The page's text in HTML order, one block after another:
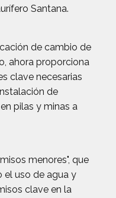
Santana.
de cambio de
ahora proporciona
clave necesarias
de
pilas y minas a
menores", que
el uso de agua y
clave en la